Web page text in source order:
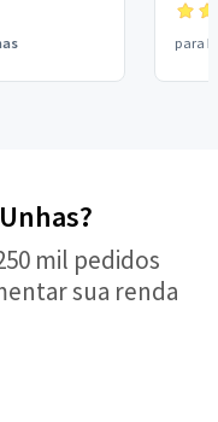
para
mil pedidos
sua renda